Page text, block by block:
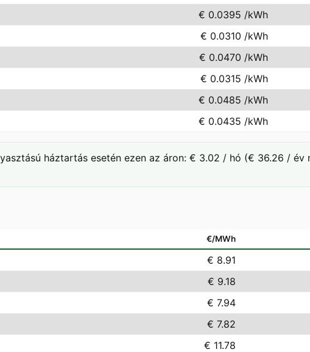
€ 0.0395 /kWh
€ 0.0310 /kWh
€ 0.0470 /kWh
€ 0.0315 /kWh
€ 0.0485 /kWh
€ 0.0435 /kWh
háztartás esetén ezen az áron: € 3.02 / hó (€ 36.26 / év
€/MWh
€ 8.91
€ 9.18
€ 7.94
€ 7.82
€ 11.78